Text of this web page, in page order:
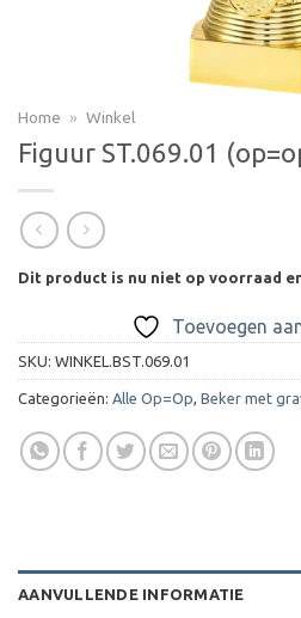
Home » Winkel
Figuur ST.069.01
Dit product is nu niet op voorraad
Toevoegen
SKU: WINKEL.BST.069.01
Categorieën: Alle Op=Op, Beker met
AANVULLENDE INFORMATIE